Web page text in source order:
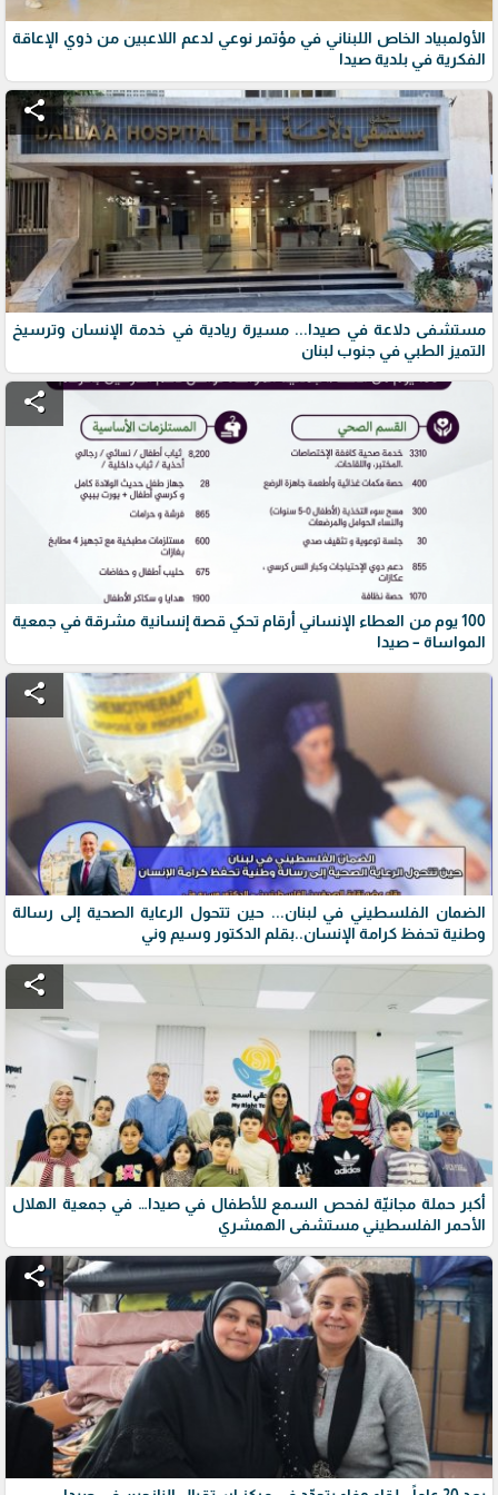
الأولمبياد الخاص اللبناني في مؤتمر نوعي لدعم اللاعبين من ذوي الإعاقة
الفكرية في بلدية صيدا
share
مستشفى دلاعة في صيدا... مسيرة ريادية في خدمة الإنسان وترسيخ
التميز الطبي في جنوب لبنان
share
100 يوم من العطاء الإنساني أرقام تحكي قصة إنسانية مشرقة في جمعية
المواساة – صيدا
share
الضمان الفلسطيني في لبنان... حين تتحول الرعاية الصحية إلى رسالة
وطنية تحفظ كرامة الإنسان..بقلم الدكتور وسيم وني
share
أكبر حملة مجانيّة لفحص السمع للأطفال في صيدا… في جمعية الهلال
الأحمر الفلسطيني مستشفى الهمشري
share